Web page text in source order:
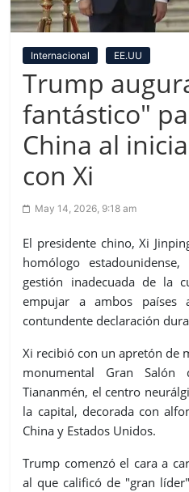
Internacional EE.UU
Trump
fantástico"
China al
con Xi
May 14, 2026, 9:18 am
El presidente chino, Xi
homólogo
gestión inadecuada de la
empujar a ambos
contundente declaración
Xi recibió con un apretón de
monumental Gran
Tiananmén, el centro
la capital, decorada con
China y Estados Unidos.
Trump comenzó el cara a
al que calificó de "gran